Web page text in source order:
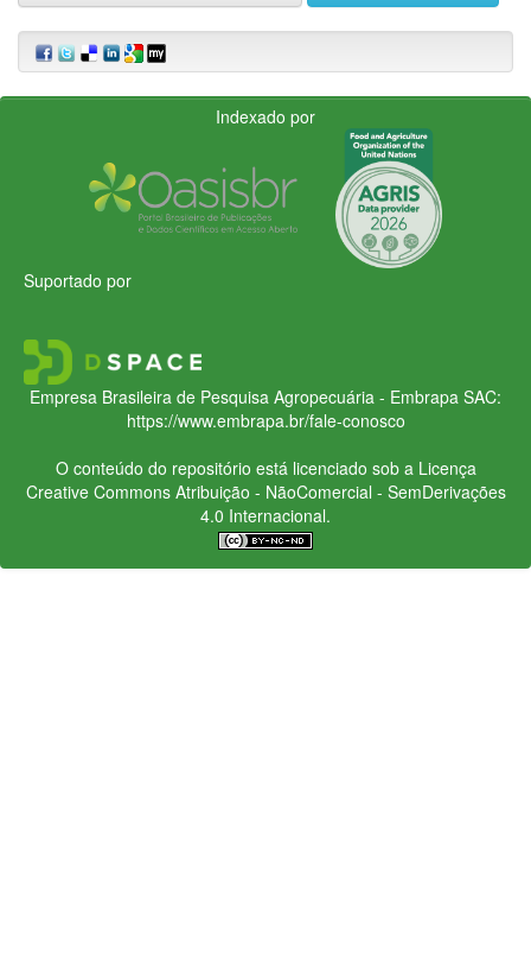
Indexado por
Suportado por
Empresa Brasileira de Pesquisa Agropecuária - Embrapa SAC:
https://www.embrapa.br/fale-conosco
O conteúdo do repositório está licenciado sob a Licença
Creative CommonsAtribuição - NãoComercial - SemDerivações
4.0 Internacional.